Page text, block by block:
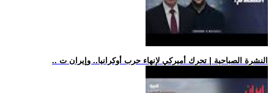
.. النشرة الصباحية | تحرك أميركي لإنهاء حرب أوكرانيا.. وإيران ت